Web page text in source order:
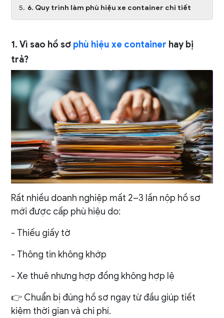
6. Quy trình làm phù hiệu xe container chi tiết
1. Vì sao hồ sơ phù hiệu xe container hay bị
trả?
Rất nhiều doanh nghiệp mất 2–3 lần nộp hồ sơ
mới được cấp phù hiệu do:
- Thiếu giấy tờ
- Thông tin không khớp
- Xe thuê nhưng hợp đồng không hợp lệ
👉 Chuẩn bị đúng hồ sơ ngay từ đầu giúp tiết
kiệm thời gian và chi phí.